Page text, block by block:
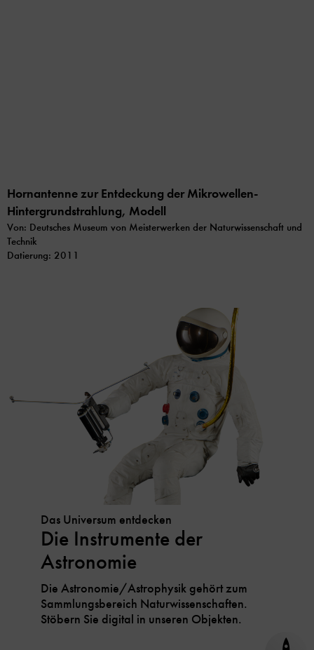
Hornantenne zur Entdeckung der Mikrowellen-
Hintergrundstrahlung, Modell
Von: Deutsches Museum von Meisterwerken der Naturwissenschaft und
Technik
Datierung: 2011
Das Universum entdecken
Die Instrumente der
Astronomie
Die Astronomie/Astrophysik gehört zum
Sammlungsbereich Naturwissenschaften.
Stöbern Sie digital in unseren Objekten.